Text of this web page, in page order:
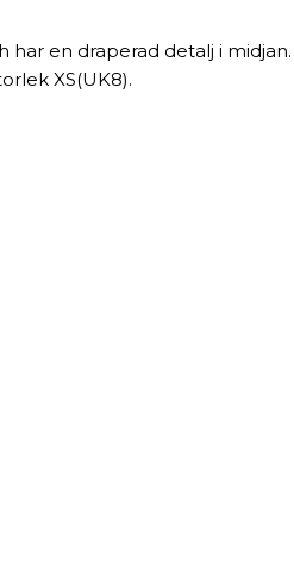
en draperad detalj i
XS(UK8).